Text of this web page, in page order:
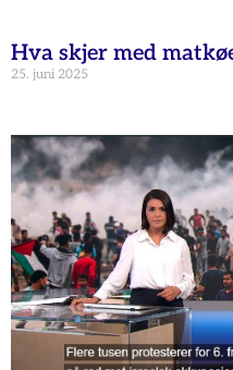
Hva skjer med
25. juni 2025